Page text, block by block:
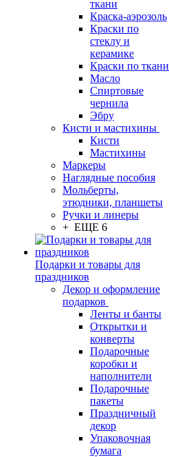
ткани
Краска-аэрозоль
Краски по
стеклу и
керамике
Краски по ткани
Масло
Спиртовые
чернила
Эбру
Кисти и мастихины
Кисти
Мастихины
Маркеры
Наглядные пособия
Мольберты,
этюдники, планшеты
Ручки и линеры
+ ЕЩЕ 6
Подарки и товары для
праздников
Декор и оформление
подарков
Ленты и банты
Открытки и
конверты
Подарочные
коробки и
наполнители
Подарочные
пакеты
Праздничный
декор
Упаковочная
бумага